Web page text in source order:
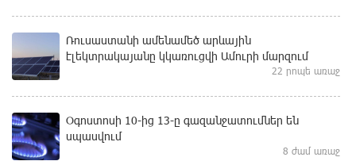
Ռուսաստանի ամենամեծ արևային
էլեկտրակայանը կկառուցվի Ամուրի մարզում
22 րոպե առաջ
Օգոստոսի 10-ից 13-ը գազանջատումներ են
սպասվում
8 ժամ առաջ